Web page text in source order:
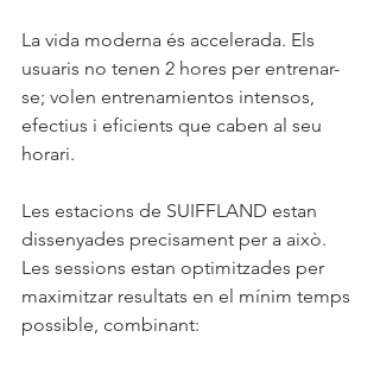
La vida moderna és accelerada. Els
usuaris no tenen 2 hores per entrenar-
se; volen entrenamientos intensos,
efectius i eficients que caben al seu
horari.
Les estacions de SUIFFLAND estan
dissenyades precisament per a això.
Les sessions estan optimitzades per
maximitzar resultats en el mínim temps
possible, combinant: